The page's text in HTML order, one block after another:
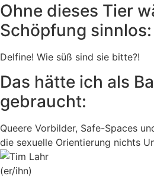
Ohne dieses Tier
Schöpfung sinnlos:
Delfine! Wie süß sind sie bitte?!
Das hätte ich als
gebraucht:
Queere Vorbilder, Safe-Spaces
die sexuelle Orientierung nichts
(er/ihn)